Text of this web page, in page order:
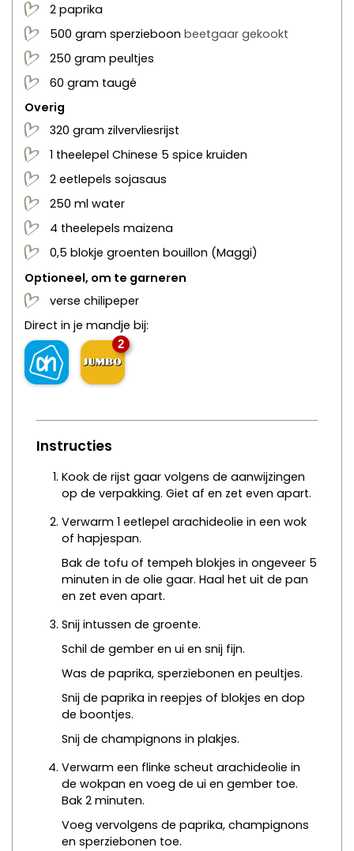
2 paprika
500 gram sperzieboon beetgaar gekookt
250 gram peultjes
60 gram taugé
Overig
320 gram zilvervliesrijst
1 theelepel Chinese 5 spice kruiden
2 eetlepels sojasaus
250 ml water
4 theelepels maizena
0,5 blokje groenten bouillon (Maggi)
Optioneel, om te garneren
verse chilipeper
Direct in je mandje bij:
2
Instructies
Kook de rijst gaar volgens de aanwijzingen
op de verpakking. Giet af en zet even apart.
Verwarm 1 eetlepel arachideolie in een wok
of hapjespan.
Bak de tofu of tempeh blokjes in ongeveer 5
minuten in de olie gaar. Haal het uit de pan
en zet even apart.
Snij intussen de groente.
Schil de gember en ui en snij fijn.
Was de paprika, sperziebonen en peultjes.
Snij de paprika in reepjes of blokjes en dop
de boontjes.
Snij de champignons in plakjes.
Verwarm een flinke scheut arachideolie in
de wokpan en voeg de ui en gember toe.
Bak 2 minuten.
Voeg vervolgens de paprika, champignons
en sperziebonen toe.